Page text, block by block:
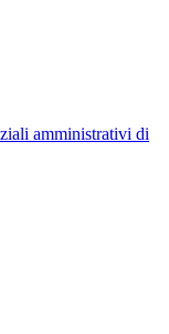
amministrativi di